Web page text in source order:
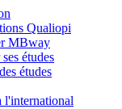
Qualiopi
MBway
études
études
l'international